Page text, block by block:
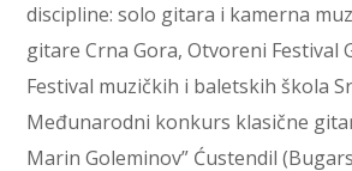
discipline: solo gitara i kamerna
gitare Crna Gora, Otvoreni Festival
Festival muzičkih i baletskih škola
Međunarodni konkurs klasične
Marin Goleminov” Ćustendil